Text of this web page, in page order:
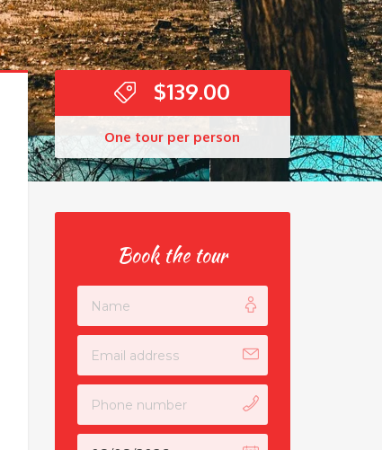
$139.00
One tour per person
Book the tour